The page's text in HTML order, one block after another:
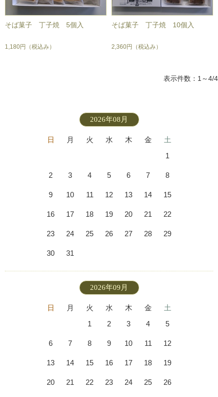
そば菓子 丁子焼 5個入
1,180円 （税込み）
そば菓子 丁子焼 10個入
2,360円 （税込み）
表示件数：1～4/4
2026年08月
日 月 火 水 木 金
土
1
2 3 4 5 6 7 8
9 10 11 12 13 14 15
16 17 18 19 20 21 22
23 24 25 26 27 28 29
30 31
2026年09月
日 月 火 水 木 金
土
1
2 3 4 5
6 7 8 9 10 11 12
13 14 15 16 17 18 19
20 21 22 23 24 25 26